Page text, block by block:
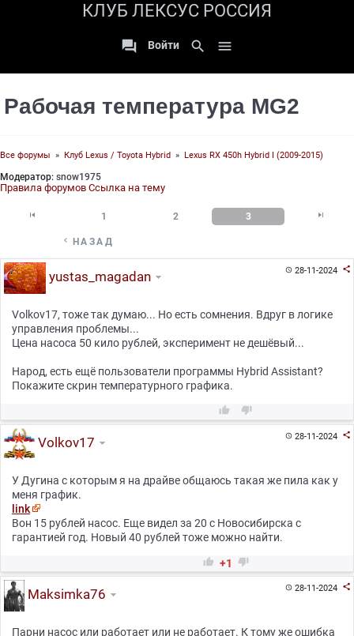
КЛУБ ЛЕКСУС РОССИЯ
 Войти search 
Рабочая температура MG2
Все форумы » Клуб Lexus / Toyota Hybrid » Lexus RX 450h Hybrid I (2009-2015)
Модератор: snow1975
Правила форумов Ссылка на тему
 1 2 3 
 НАЗАД
28-11-2024 
yustas_magadan
Volkov17, тоже так думаю... Но есть сомнения. Вдруг в логике
управления проблемы...
Цена насоса 50 кило рублей, эксперимент не дешёвый...
Народ, есть ещё пользователи программы Hybrid Assistant?
Покажите скрин температурного графика.
 
28-11-2024 
Volkov17
У Дугина с которым я на драйве общаюсь такая же пила как у
меня график.
link
Вон 15 рублей насос. Еще видел за 20 с Новосибирска с
гарантией год. Новый 40 рублей тоже можно найти.
 +1 
28-11-2024 
Maksimka76
Парни насос или работает или не работает. К тому же ошибка